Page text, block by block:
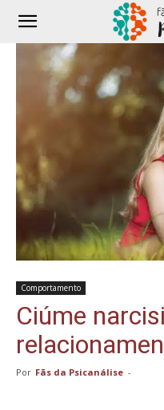
Comportamento
Ciúme
Por Fãs da Psicanálise -